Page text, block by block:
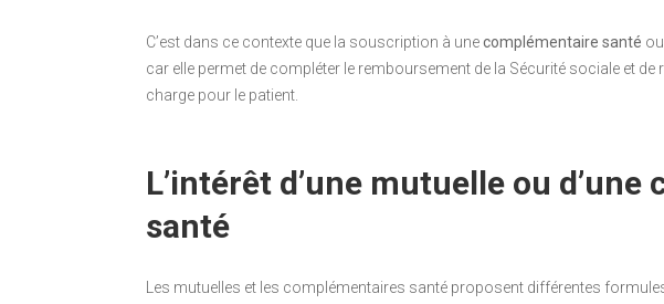
C’est dans ce contexte que la souscription à unecomplémentaire santé
car elle permet de compléter le remboursement de la Sécurité sociale et de
charge pour le patient.
L’intérêt d’une mutuelle ou
santé
Les mutuelles et les complémentaires santé proposent différentes